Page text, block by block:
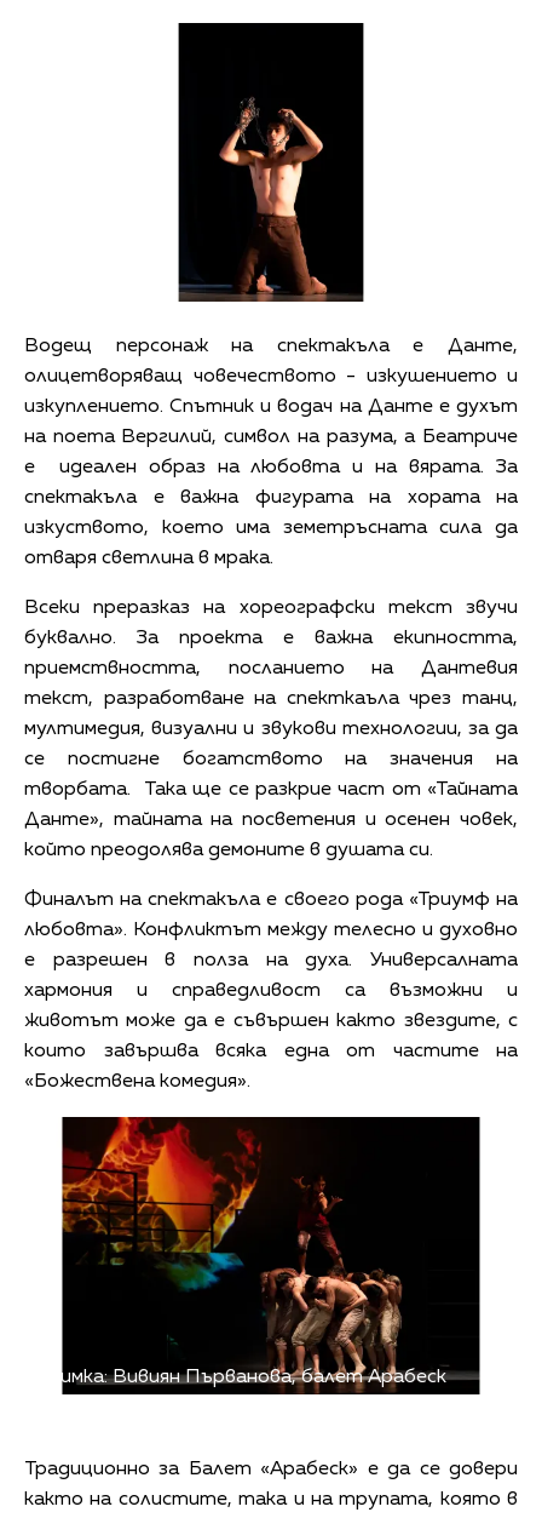
Водещ персонаж на спектакъла е Данте,
олицетворяващ човечеството - изкушението и
изкуплението. Спътник и водач на Данте е духът
на поета Вергилий, символ на разума, а Беатриче
е идеален образ на любовта и на вярата. За
спектакъла е важна фигурата на хората на
изкуството, което има земетръсната сила да
отваря светлина в мрака.
Всеки преразказ на хореографски текст звучи
буквално. За проекта е важна екипността,
приемствността, посланието на Дантевия
текст, разработване на спекткаъла чрез танц,
мултимедия, визуални и звукови технологии, за да
се постигне богатството на значения на
творбата. Така ще се разкрие част от «Тайната
Данте», тайната на посветения и осенен човек,
който преодолява демоните в душата си.
Финалът на спектакъла е своего рода «Триумф на
любовта». Конфликтът между телесно и духовно
е разрешен в полза на духа. Универсалната
хармония и справедливост са възможни и
животът може да е съвършен както звездите, с
които завършва всяка една от частите на
«Божествена комедия».
Снимка: Вивиян Първанова, балет Арабеск
Традиционно за Балет «Арабеск» е да се довери
както на солистите, така и на трупата, която в